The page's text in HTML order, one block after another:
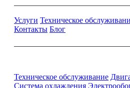
Услуги Техническое
Контакты Блог
Техническое обслуживание
Система охлаждения